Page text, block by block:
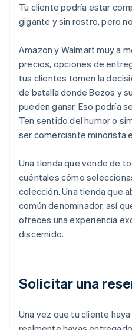
Tu cliente podría estar
gigante y sin rostro, pero
Amazon y Walmart muy a
precios, opciones de
tus clientes tomen la
de batalla donde Bezos y
pueden ganar. Eso podría
Ten sentido del humor o
ser comerciante minorista
Una tienda que vende de
cuéntales cómo
colección. Una tienda que
común denominador, así
ofreces una experiencia
discernido.
Solicitar una
Una vez que tu cliente